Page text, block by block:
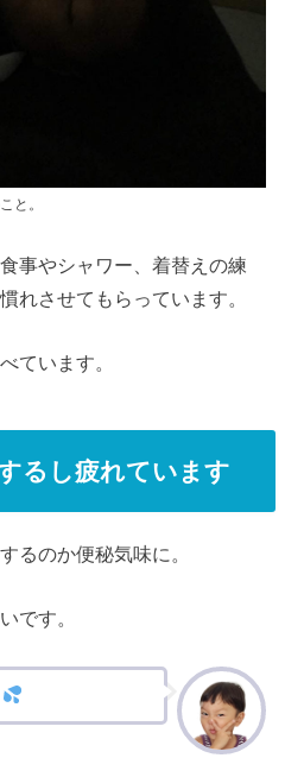
と。
事やシャワー、着替えの練
れさせてもらっています。
ています。
るし疲れています
るのか便秘気味に。
です。